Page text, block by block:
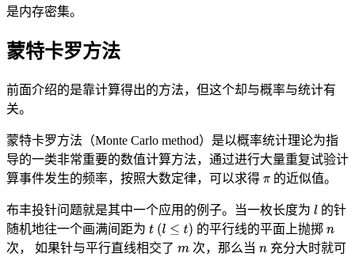
是内存密集。
蒙特卡罗方法
前面介绍的是靠计算得出的方法，但这个却与概率与统计有
关。
蒙特卡罗方法（Monte Carlo method）是以概率统计理论为指
导的一类非常重要的数值计算方法，通过进行大量重复试验计
算事件发生的频率，按照大数定律，可以求得
的近似值。
布丰投针问题就是其中一个应用的例子。当一枚长度为 的针
随机地往一个画满间距为
的平行线的平面上抛掷
次， 如果针与平行直线相交了
次，那么当
充分大时就可